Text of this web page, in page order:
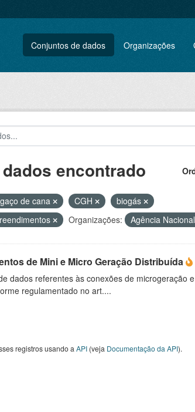
Conjuntos de dados Organizações
encontrado
de cana CGH
biogás
Organizações: Agência
de Mini e Micro Geração Distribuída
dados referentes às conexões de microgeração
regulamentado no art....
registros usando a API(veja Documentação da API).